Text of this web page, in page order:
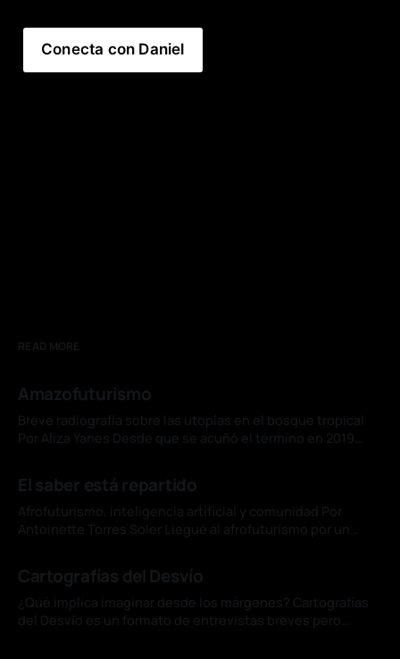
Conecta con Daniel
READ MORE
Amazofuturismo
Breve radiografía sobre las utopías en el bosque tropical
Por Aliza Yanes Desde que se acuñó el término en 2019
consolidado en ese país como subgénero de la literatura
de ciencia ficción y
El saber está repartido
Afrofuturismo, inteligencia artificial y comunidad Por
Antoinette Torres Soler Llegué al afrofuturismo por un
deja vivos, por un instante, a un hombre negro y una mujer
blanca. En
Cartografías del Desvío
¿Qué implica imaginar desde los márgenes? Cartografías
del Desvío es un formato de entrevistas breves pero